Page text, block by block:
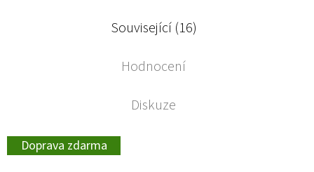
Související (16)
Hodnocení
Diskuze
Doprava zdarma